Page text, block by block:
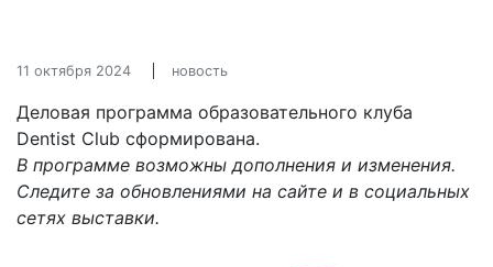
11 октября 2024 новость
Деловая программа образовательного клуба
Dentist Club сформирована.
В программе возможны дополнения и изменения.
Следите за обновлениями на сайте и в социальных
сетях выставки.